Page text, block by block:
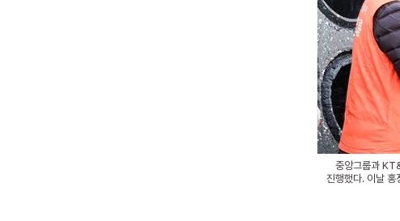
중앙그룹과
진행했다. 이날